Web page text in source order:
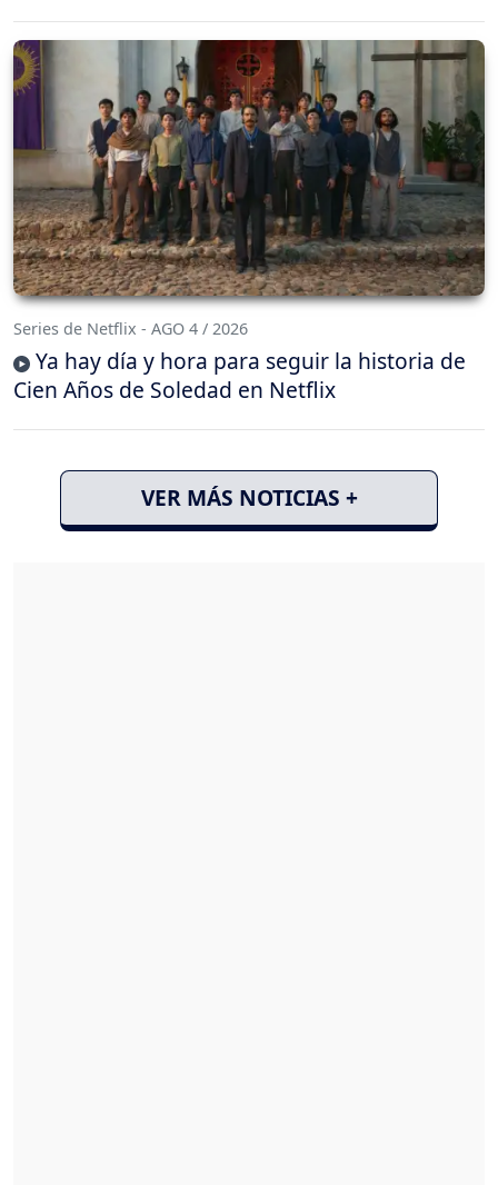
Series de Netflix - AGO 4 / 2026
Ya hay día y hora para seguir la historia de
Cien Años de Soledad en Netflix
VER MÁS NOTICIAS +